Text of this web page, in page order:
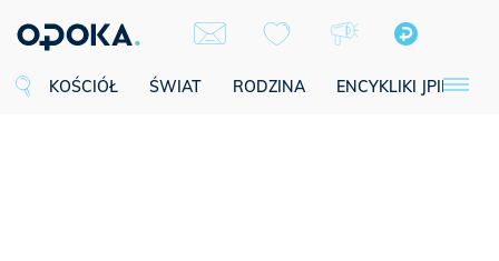
KOŚCIÓŁ ŚWIAT RODZINA ENCYKLIKI JPII